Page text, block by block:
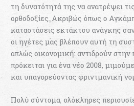
τη δυνατότητά της να ανατρέψει
ορθοδοξίες. Ακριβώς όπως ο
καταστάσεις εκτάκτου ανάγκης
οι ηγέτες μας βλέπουν αυτή τη
απλώς οικονομική: αντιδρούν στην
πρόκειται για ένα νέο 2008,
και υπαγορεύοντας φριντμανική
Πολύ σύντομα, ολόκληρες